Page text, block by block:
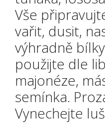
Vše
vařit, dusit,
výhradně
použijte dle
majonéze,
semínka.
Vynechejte